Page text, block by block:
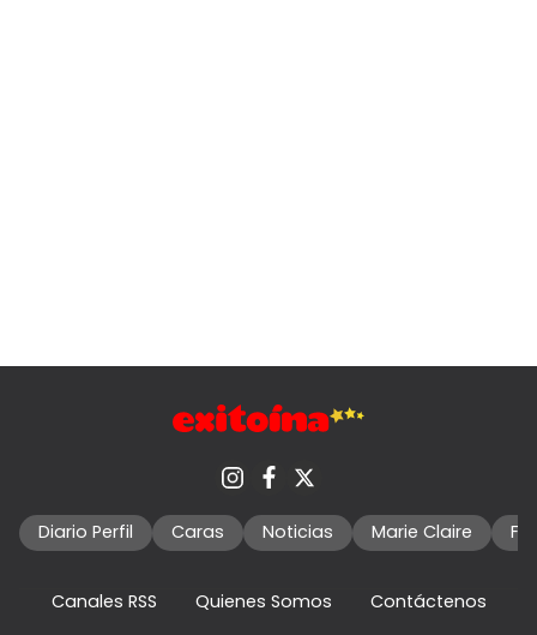
Diario Perfil Caras Noticias Marie Claire
Canales RSS Quienes Somos
Contáctenos